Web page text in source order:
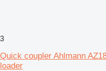
3
Quick coupler Ahlmann
loader